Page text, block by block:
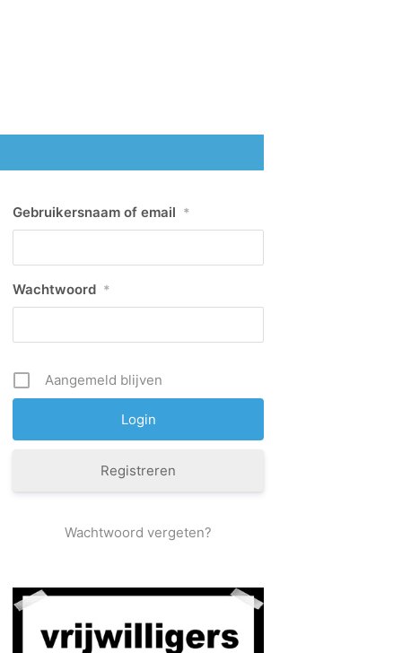
Gebruikersnaam of email *
Wachtwoord *
Aangemeld blijven
Registreren
Wachtwoord vergeten?